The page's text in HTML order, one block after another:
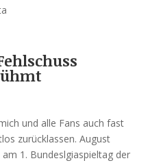
und alle Fans auch fast
zurücklassen. August
1. Bundeslgiaspieltag der